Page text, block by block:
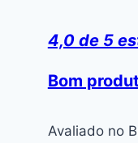
4,0 de 5
Bom
Avaliado no